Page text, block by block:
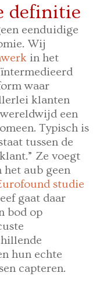
definitie
eenduidige
Wij
in het
waar
klanten
een
Typisch is
tussen de
Ze voegt
het aub geen
studie
gaat daar
bod op
hun echte
capteren.